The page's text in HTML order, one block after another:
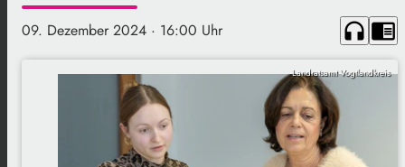
09. Dezember 2024 · 16:00 Uhr headphones chrome_reader_mode
Landratsamt Vogtlandkreis